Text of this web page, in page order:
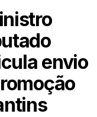
envio